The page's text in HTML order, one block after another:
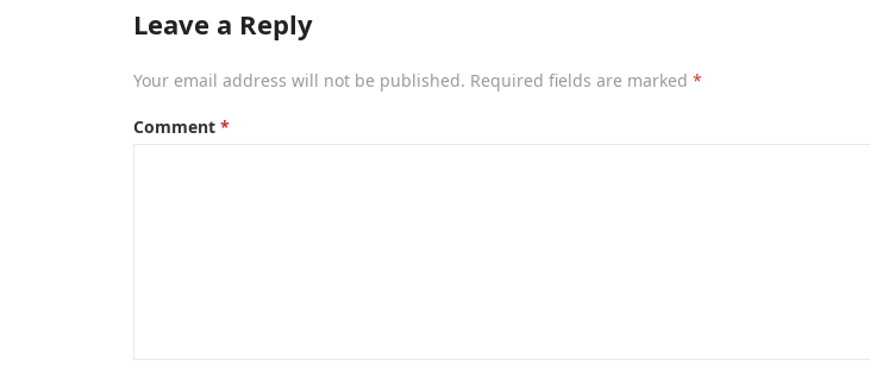
Leave a Reply
Your email address will not be published. Required fields are marked *
Comment *